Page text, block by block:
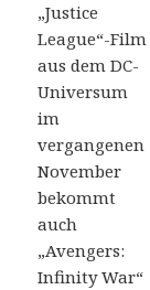
„Justice
League“-Film
aus dem DC-
Universum
im
vergangenen
November
bekommt
auch
„Avengers:
Infinity War“